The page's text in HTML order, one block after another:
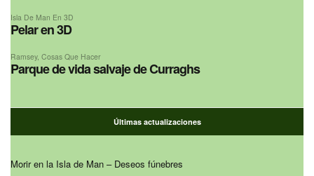
Isla De Man En 3D
Pelar en 3D
Ramsey, Cosas Que Hacer
Parque de vida salvaje de Curraghs
Últimas actualizaciones
Morir en la Isla de Man – Deseos fúnebres